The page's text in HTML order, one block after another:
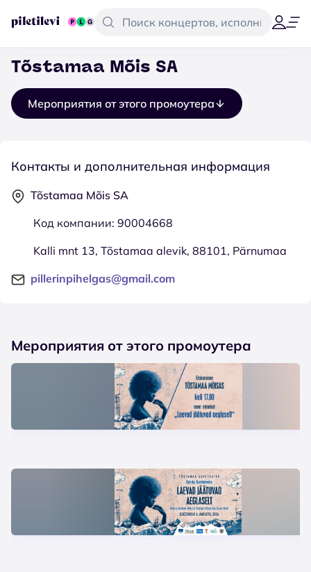
Tõstamaa Mõis SA
Мероприятия от этого промоутера
Контакты и дополнительная информация
Tõstamaa Mõis SA
Код компании: 90004668
Kalli mnt 13, Tõstamaa alevik, 88101, Pärnumaa
pillerinpihelgas@gmail.com
Мероприятия от этого промоутера